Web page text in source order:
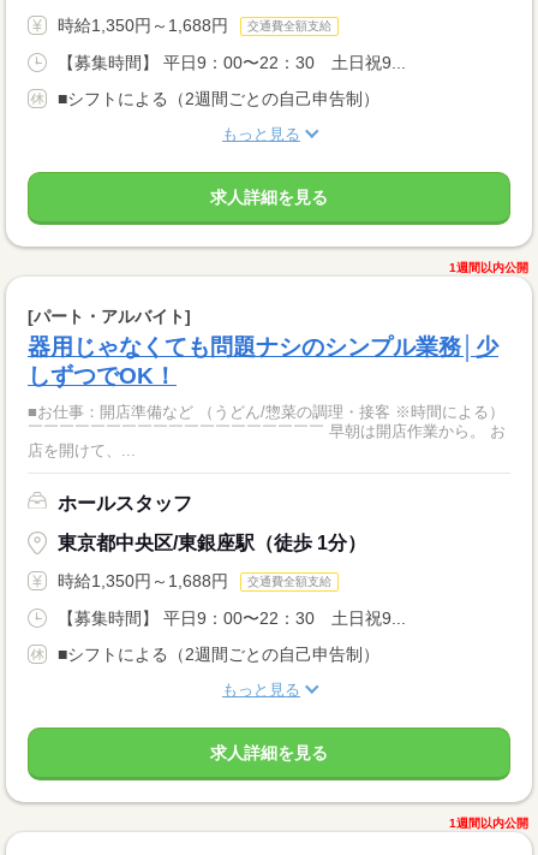
時給1,350円～1,688円 交通費全額支給
【募集時間】 平日9：00〜22：30 土日祝9...
■シフトによる（2週間ごとの自己申告制）
もっと見る
求人詳細を見る
1週間以内公開
[パート・アルバイト]
器用じゃなくても問題ナシのシンプル業務│少
しずつでOK！
■お仕事：開店準備など （うどん/惣菜の調理・接客 ※時間による）
￣￣￣￣￣￣￣￣￣￣￣￣￣￣￣￣￣￣￣ 早朝は開店作業から。 お
店を開けて、...
ホールスタッフ
東京都中央区/東銀座駅（徒歩 1分）
時給1,350円～1,688円 交通費全額支給
【募集時間】 平日9：00〜22：30 土日祝9...
■シフトによる（2週間ごとの自己申告制）
もっと見る
求人詳細を見る
1週間以内公開